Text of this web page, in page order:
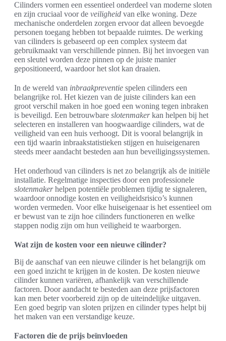
Cilinders vormen een essentieel onderdeel van moderne sloten
en zijn cruciaal voor de veiligheid van elke woning. Deze
mechanische onderdelen zorgen ervoor dat alleen bevoegde
personen toegang hebben tot bepaalde ruimtes. De werking
van cilinders is gebaseerd op een complex systeem dat
gebruikmaakt van verschillende pinnen. Bij het invoegen van
een sleutel worden deze pinnen op de juiste manier
gepositioneerd, waardoor het slot kan draaien.
In de wereld van inbraakpreventie spelen cilinders een
belangrijke rol. Het kiezen van de juiste cilinders kan een
groot verschil maken in hoe goed een woning tegen inbraken
is beveiligd. Een betrouwbare slotenmakerkan helpen bij het
selecteren en installeren van hoogwaardige cilinders, wat de
veiligheid van een huis verhoogt. Dit is vooral belangrijk in
een tijd waarin inbraakstatistieken stijgen en huiseigenaren
steeds meer aandacht besteden aan hun beveiligingssystemen.
Het onderhoud van cilinders is net zo belangrijk als de initiële
installatie. Regelmatige inspecties door een professionele
slotenmakerhelpen potentiële problemen tijdig te signaleren,
waardoor onnodige kosten en veiligheidsrisico’s kunnen
worden vermeden. Voor elke huiseigenaar is het essentieel om
er bewust van te zijn hoe cilinders functioneren en welke
stappen nodig zijn om hun veiligheid te waarborgen.
Wat zijn de kosten voor een nieuwe cilinder?
Bij de aanschaf van een nieuwe cilinder is het belangrijk om
een goed inzicht te krijgen in de kosten. De kosten nieuwe
cilinder kunnen variëren, afhankelijk van verschillende
factoren. Door aandacht te besteden aan deze prijsfactoren
kan men beter voorbereid zijn op de uiteindelijke uitgaven.
Een goed begrip van sloten prijzen en cilinder types helpt bij
het maken van een verstandige keuze.
Factoren die de prijs beïnvloeden